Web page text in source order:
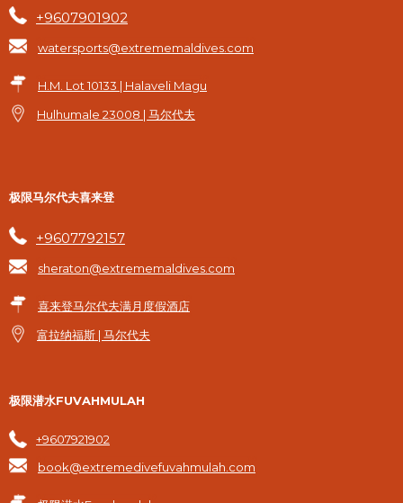
+9607901902
watersports@extrememaldives.com
H.M. Lot 10133 | Halaveli Magu
Hulhumale 23008 | 马尔代夫
极限马尔代夫喜来登
+9607792157
sheraton@extrememaldives.com
喜来登马尔代夫满月度假酒店
富拉纳福斯 | 马尔代夫
极限潜水FUVAHMULAH
+9607921902
book@extremedivefuvahmulah.com